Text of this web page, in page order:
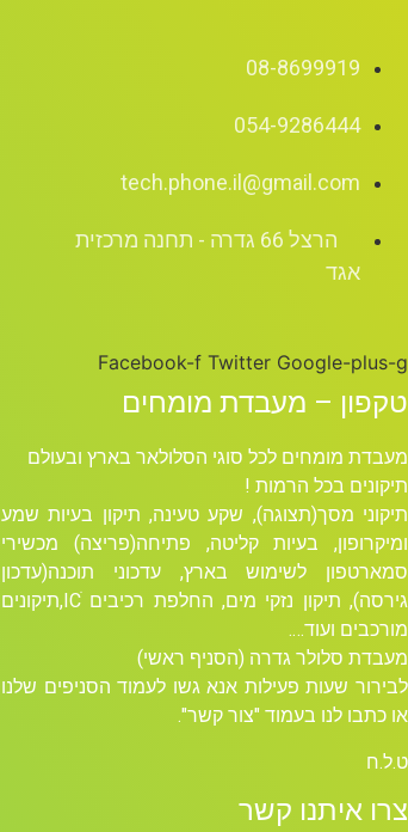
08-8699919
054-9286444
tech.phone.il@gmail.com
הרצל 66 גדרה - תחנה מרכזית
אגד
Facebook-f Twitter Google-plus-g
טקפון – מעבדת מומחים
מעבדת מומחים לכל סוגי הסלולאר בארץ ובעולם
תיקונים בכל הרמות !
תיקוני מסך(תצוגה), שקע טעינה, תיקון בעיות שמע
ומיקרופון, בעיות קליטה, פתיחה(פריצה) מכשירי
סמארטפון לשימוש בארץ, עדכוני תוכנה(עדכון
גירסה), תיקון נזקי מים, החלפת רכיבים ICׁ,תיקונים
מורכבים ועוד….
מעבדת סלולר גדרה (הסניף ראשי)
לבירור שעות פעילות אנא גשו לעמוד הסניפים שלנו
או כתבו לנו בעמוד "צור קשר".
ט.ל.ח
צרו איתנו קשר